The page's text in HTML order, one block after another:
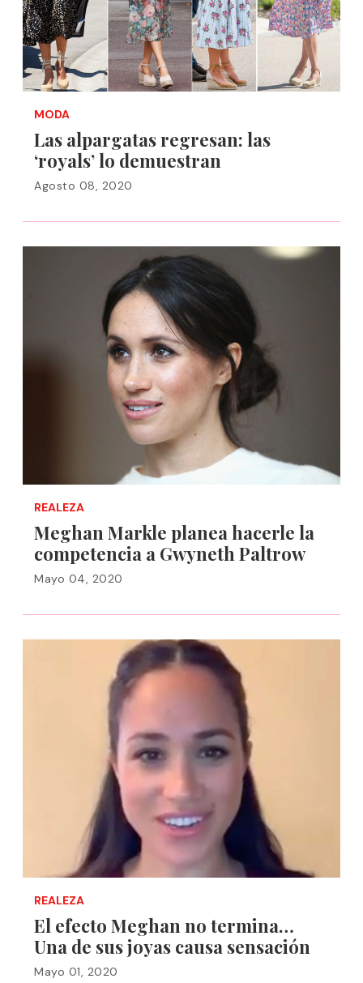
MODA
Las alpargatas regresan: las
‘royals’ lo demuestran
Agosto 08, 2020
REALEZA
Meghan Markle planea hacerle la
competencia a Gwyneth Paltrow
Mayo 04, 2020
REALEZA
El efecto Meghan no termina…
Una de sus joyas causa sensación
Mayo 01, 2020